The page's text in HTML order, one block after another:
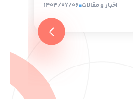
1404/07/06 اخبار و مقالات